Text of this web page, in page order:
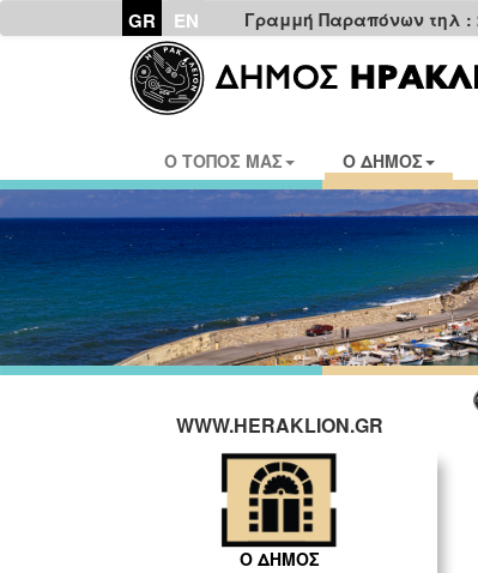
GR EN Γραμμή Παραπόνων τηλ :
Ο ΤΟΠΟΣ ΜΑΣ Ο ΔΗΜΟΣ
WWW.HERAKLION.GR
Ο ΔΗΜΟΣ